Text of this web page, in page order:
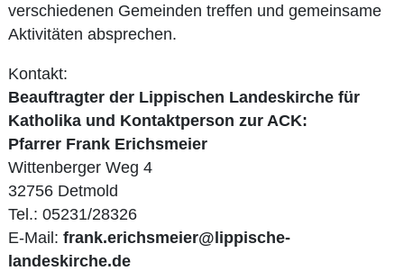
verschiedenen Gemeinden treffen und gemeinsame
Aktivitäten absprechen.
Kontakt:
Beauftragter der Lippischen Landeskirche für
Katholika und Kontaktperson zur ACK:
Pfarrer Frank Erichsmeier
Wittenberger Weg 4
32756 Detmold
Tel.: 05231/28326
E-Mail: frank.erichsmeier@lippische-
landeskirche.de